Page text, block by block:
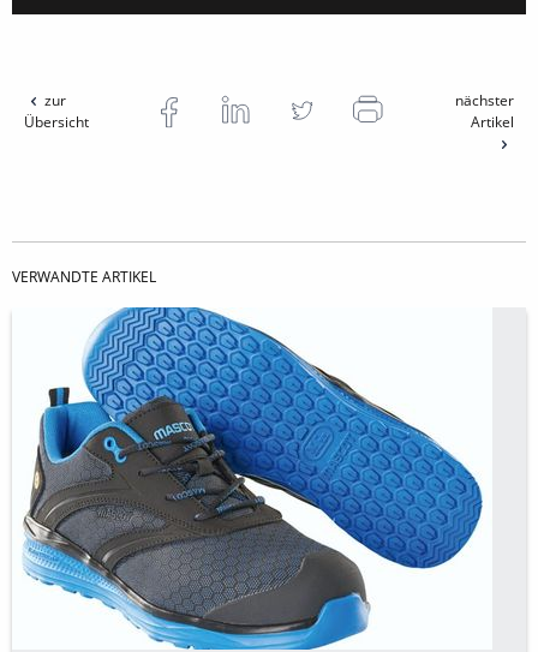
zur
Übersicht
nächster
Artikel
VERWANDTE ARTIKEL